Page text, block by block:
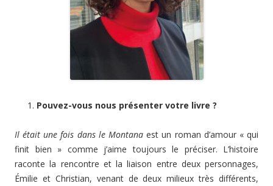
Pouvez-vous nous présenter votre livre ?
Il était une fois dans le Montanaest un roman d’amour « qui
finit bien » comme j’aime toujours le préciser. L’histoire
raconte la rencontre et la liaison entre deux personnages,
Émilie et Christian, venant de deux milieux très différents,